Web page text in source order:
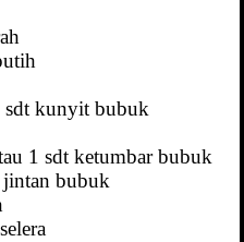
sdt kunyit bubuk
1 sdt ketumbar bubuk
jintan bubuk